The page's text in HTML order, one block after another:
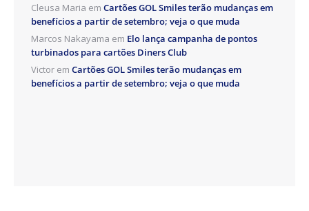
Cleusa Maria em Cartões GOL Smiles terão mudanças em
benefícios a partir de setembro; veja o que muda
Marcos Nakayama em Elo lança campanha de pontos
turbinados para cartões Diners Club
Victor em Cartões GOL Smiles terão mudanças em
benefícios a partir de setembro; veja o que muda